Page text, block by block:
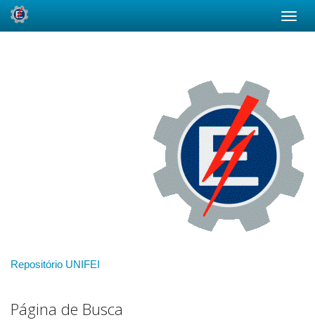
Repositório UNIFEI
Página de Busca